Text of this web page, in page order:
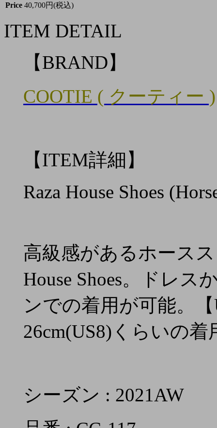
Price 40,700円(税込)
ITEM DETAIL
【BRAND】
COOTIE ( クーティー )
【ITEM詳細】
Raza House Shoes
高級感があるホース
House Shoes。ドレ
ンでの着用が可能。
26cm(US8)くらいの
シーズン : 2021AW